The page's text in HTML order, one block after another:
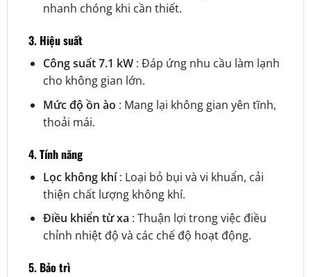
nhanh chóng khi cần thiết.
3. Hiệu suất
Công suất 7.1 kW: Đáp ứng nhu cầu làm lạnh
cho không gian lớn.
Mức độ ồn ào : Mang lại không gian yên tĩnh,
thoải mái.
4. Tính năng
Lọc không khí: Loại bỏ bụi và vi khuẩn, cải
thiện chất lượng không khí.
Điều khiển từ xa : Thuận lợi trong việc điều
chỉnh nhiệt độ và các chế độ hoạt động.
5. Bảo trì